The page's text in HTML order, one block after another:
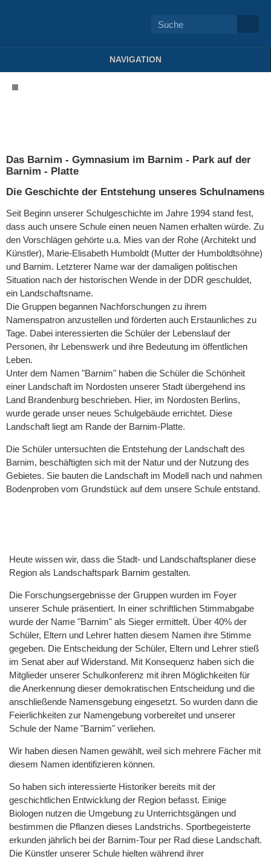
NAVIGATION
Das Barnim - Gymnasium im Barnim - Park auf der
Barnim - Platte
Die Geschichte der Entstehung unseres Schulnamens
Seit Beginn unserer Schulgeschichte im Jahre 1994 stand fest,
dass auch unsere Schule einen neuen Namen erhalten würde. Zu
den Vorschlägen gehörte u.a. Mies van der Rohe (Architekt und
Künstler), Marie-Elisabeth Humboldt (Mutter der Humboldtsöhne)
und Barnim. Letzterer Name war der damaligen politischen
Situation nach der historischen Wende in der DDR geschuldet,
ein Landschaftsname.
Die Gruppen begannen Nachforschungen zu ihrem
Namenspatron anzustellen und förderten auch Erstaunliches zu
Tage. Dabei interessierten die Schüler der Lebenslauf der
Personen, ihr Lebenswerk und ihre Bedeutung im öffentlichen
Leben.
Unter dem Namen "Barnim" haben die Schüler die Schönheit
einer Landschaft im Nordosten unserer Stadt übergehend ins
Land Brandenburg beschrieben. Hier, im Nordosten Berlins,
wurde gerade unser neues Schulgebäude errichtet. Diese
Landschaft liegt am Rande der Barnim-Platte.
Die Schüler untersuchten die Entstehung der Landschaft des
Barnim, beschäftigten sich mit der Natur und der Nutzung des
Gebietes. Sie bauten die Landschaft im Modell nach und nahmen
Bodenproben vom Grundstück auf dem unsere Schule entstand.
Heute wissen wir, dass die Stadt- und Landschaftsplaner diese
Region als Landschaftspark Barnim gestalten.
Die Forschungsergebnisse der Gruppen wurden im Foyer
unserer Schule präsentiert. In einer schriftlichen Stimmabgabe
wurde der Name "Barnim" als Sieger ermittelt. Über 40% der
Schüler, Eltern und Lehrer hatten diesem Namen ihre Stimme
gegeben. Die Entscheidung der Schüler, Eltern und Lehrer stieß
im Senat aber auf Widerstand. Mit Konsequenz haben sich die
Mitglieder unserer Schulkonferenz mit ihren Möglichkeiten für
die Anerkennung dieser demokratischen Entscheidung und die
anschließende Namensgebung eingesetzt. So wurden dann die
Feierlichkeiten zur Namengebung vorbereitet und unserer
Schule der Name "Barnim" verliehen.
Wir haben diesen Namen gewählt, weil sich mehrere Fächer mit
diesem Namen identifizieren können.
So haben sich interessierte Historiker bereits mit der
geschichtlichen Entwicklung der Region befasst. Einige
Biologen nutzen die Umgebung zu Unterrichtsgängen und
bestimmen die Pflanzen dieses Landstrichs. Sportbegeisterte
erkunden jährlich bei der Barnim-Tour per Rad diese Landschaft.
Die Künstler unserer Schule hielten während ihrer